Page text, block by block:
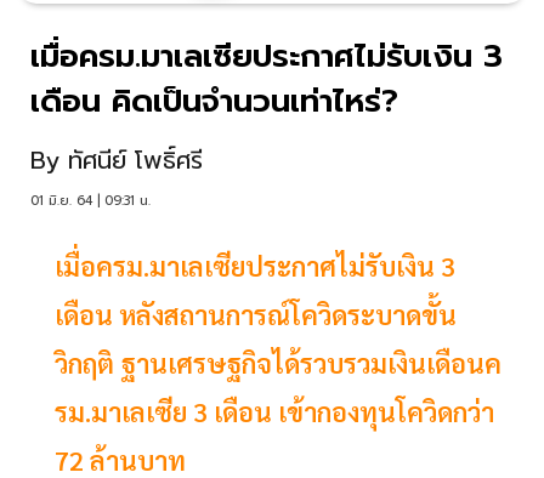
เมื่อครม.มาเลเซียประกาศไม่รับเงิน 3
เดือน คิดเป็นจำนวนเท่าไหร่?
By ทัศนีย์ โพธิ์ศรี
01 มิ.ย. 64 | 09:31 น.
เมื่อครม.มาเลเซียประกาศไม่รับเงิน 3
เดือน หลังสถานการณ์โควิดระบาดขั้น
วิกฤติ ฐานเศรษฐกิจได้รวบรวมเงินเดือนค
รม.มาเลเซีย 3 เดือน เข้ากองทุนโควิดกว่า
72 ล้านบาท